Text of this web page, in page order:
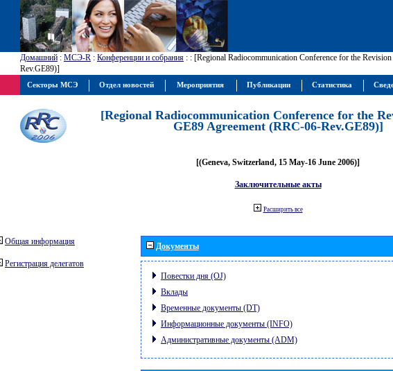
Домашний : МСЭ-R : Конференции и собрания : : [Regional Radiocommunication Conference for the
Rev.GE89)]
[Regional Radiocommunication Conference for the
GE89 Agreement (RRC-06-Rev.GE89)]
[(Geneva, Switzerland, 15 May-16 June 2006)]
Заключительные акты
Расширить все
Общая информация
Регистрация делегатов
Документы
Повестки дня (OJ)
Вклады
Временные документы (DT)
Информационные документы (INFO)
Административные документы (ADM)
Секторы МСЭ Отдел новостей Мероприятия Публикации Статистика